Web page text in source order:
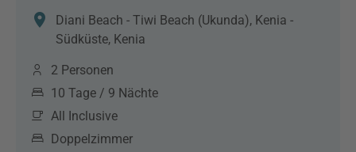
Diani Beach - Tiwi Beach (Ukunda), Kenia -
Südküste, Kenia
2 Personen
10 Tage / 9 Nächte
All Inclusive
Doppelzimmer